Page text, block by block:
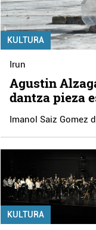
KULTURA
Irun
Agustin
dantza pieza
Imanol Saiz Gomez
KULTURA